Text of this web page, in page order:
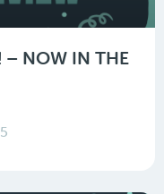
– NOW IN THE